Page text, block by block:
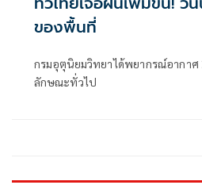
ของพื้นที่
กรมอุตุนิยมวิทยาได้พยากรณ์อากาศ
ลักษณะทั่วไป